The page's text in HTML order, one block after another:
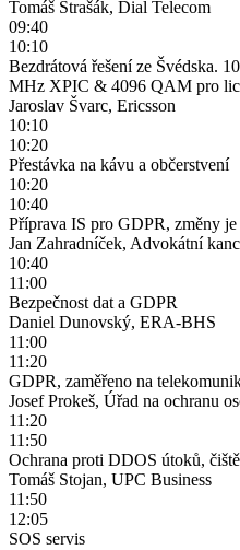
Tomáš Strašák, Dial Telecom
09:40
10:10
Bezdrátová řešení ze Švédska.
MHz XPIC & 4096 QAM pro
Jaroslav Švarc, Ericsson
10:10
10:20
Přestávka na kávu a občerstvení
10:20
10:40
Příprava IS pro GDPR, změny je
Jan Zahradníček, Advokátní
10:40
11:00
Bezpečnost dat a GDPR
Daniel Dunovský, ERA-BHS
11:00
11:20
GDPR, zaměřeno na
Josef Prokeš, Úřad na ochranu
11:20
11:50
Ochrana proti DDOS útoků,
Tomáš Stojan, UPC Business
11:50
12:05
SOS servis